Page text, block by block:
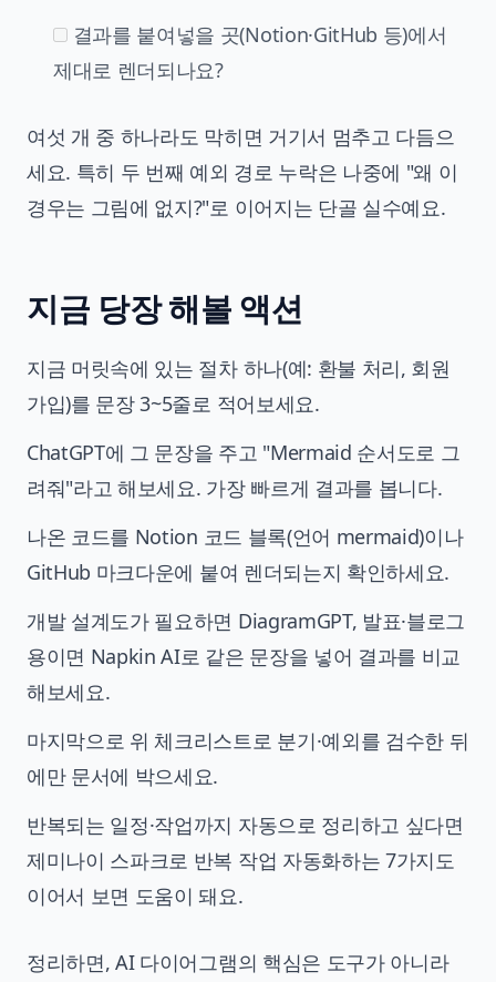
결과를 붙여넣을 곳(Notion·GitHub 등)에서
제대로 렌더되나요?
여섯 개 중 하나라도 막히면 거기서 멈추고 다듬으
세요. 특히 두 번째 예외 경로 누락은 나중에 "왜 이
경우는 그림에 없지?"로 이어지는 단골 실수예요.
지금 당장 해볼 액션
지금 머릿속에 있는 절차 하나(예: 환불 처리, 회원
가입)를 문장 3~5줄로 적어보세요.
ChatGPT에 그 문장을 주고 "Mermaid 순서도로 그
려줘"라고 해보세요. 가장 빠르게 결과를 봅니다.
나온 코드를 Notion 코드 블록(언어 mermaid)이나
GitHub 마크다운에 붙여 렌더되는지 확인하세요.
개발 설계도가 필요하면 DiagramGPT, 발표·블로그
용이면 Napkin AI로 같은 문장을 넣어 결과를 비교
해보세요.
마지막으로 위 체크리스트로 분기·예외를 검수한 뒤
에만 문서에 박으세요.
반복되는 일정·작업까지 자동으로 정리하고 싶다면
제미나이 스파크로 반복 작업 자동화하는 7가지 도
이어서 보면 도움이 돼요.
정리하면, AI 다이어그램의 핵심은 도구가 아니라